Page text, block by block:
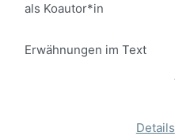
als Koautor*in
Erwähnungen im Text
Details